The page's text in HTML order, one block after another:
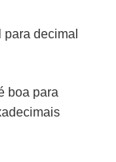
boa para